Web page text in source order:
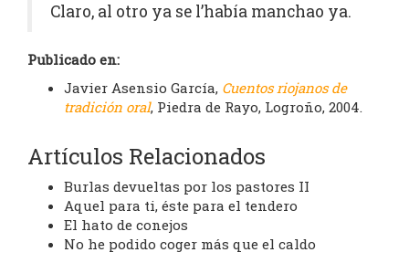
Claro, al otro ya se l’había manchao ya.
Publicado en:
Javier Asensio García, Cuentos riojanos de
tradición oral, Piedra de Rayo, Logroño, 2004.
Artículos Relacionados
Burlas devueltas por los pastores II
Aquel para ti, éste para el tendero
El hato de conejos
No he podido coger más que el caldo